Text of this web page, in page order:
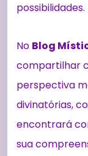
possibilidades.
No Blog
compartilhar
perspectiva
divinatórias,
encontrará
sua